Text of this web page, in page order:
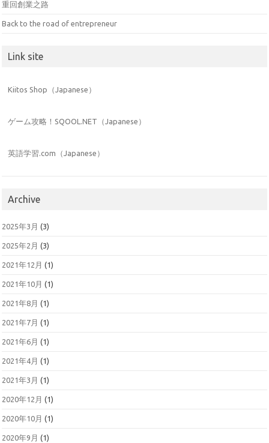
重回創業之路
Back to the road of entrepreneur
Link site
Kiitos Shop（Japanese）
ゲーム攻略！SQOOL.NET（Japanese）
英語学習.com（Japanese）
Archive
2025年3月 (3)
2025年2月 (3)
2021年12月 (1)
2021年10月 (1)
2021年8月 (1)
2021年7月 (1)
2021年6月 (1)
2021年4月 (1)
2021年3月 (1)
2020年12月 (1)
2020年10月 (1)
2020年9月 (1)